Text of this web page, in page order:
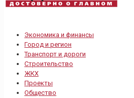
Экономика и финансы
Город и регион
Транспорт и дороги
Строительство
ЖКХ
Проекты
Общество